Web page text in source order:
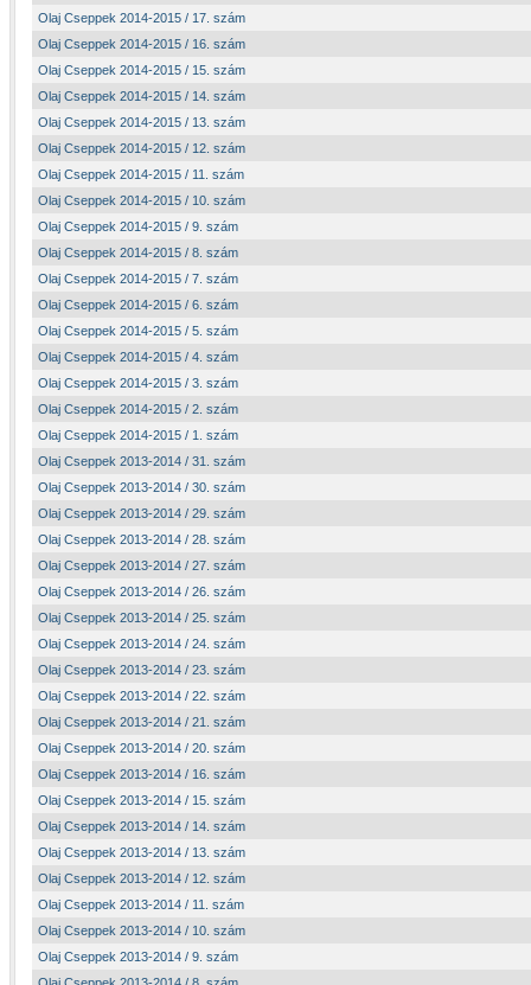
Olaj Cseppek 2014-2015 / 17. szám
Olaj Cseppek 2014-2015 / 16. szám
Olaj Cseppek 2014-2015 / 15. szám
Olaj Cseppek 2014-2015 / 14. szám
Olaj Cseppek 2014-2015 / 13. szám
Olaj Cseppek 2014-2015 / 12. szám
Olaj Cseppek 2014-2015 / 11. szám
Olaj Cseppek 2014-2015 / 10. szám
Olaj Cseppek 2014-2015 / 9. szám
Olaj Cseppek 2014-2015 / 8. szám
Olaj Cseppek 2014-2015 / 7. szám
Olaj Cseppek 2014-2015 / 6. szám
Olaj Cseppek 2014-2015 / 5. szám
Olaj Cseppek 2014-2015 / 4. szám
Olaj Cseppek 2014-2015 / 3. szám
Olaj Cseppek 2014-2015 / 2. szám
Olaj Cseppek 2014-2015 / 1. szám
Olaj Cseppek 2013-2014 / 31. szám
Olaj Cseppek 2013-2014 / 30. szám
Olaj Cseppek 2013-2014 / 29. szám
Olaj Cseppek 2013-2014 / 28. szám
Olaj Cseppek 2013-2014 / 27. szám
Olaj Cseppek 2013-2014 / 26. szám
Olaj Cseppek 2013-2014 / 25. szám
Olaj Cseppek 2013-2014 / 24. szám
Olaj Cseppek 2013-2014 / 23. szám
Olaj Cseppek 2013-2014 / 22. szám
Olaj Cseppek 2013-2014 / 21. szám
Olaj Cseppek 2013-2014 / 20. szám
Olaj Cseppek 2013-2014 / 16. szám
Olaj Cseppek 2013-2014 / 15. szám
Olaj Cseppek 2013-2014 / 14. szám
Olaj Cseppek 2013-2014 / 13. szám
Olaj Cseppek 2013-2014 / 12. szám
Olaj Cseppek 2013-2014 / 11. szám
Olaj Cseppek 2013-2014 / 10. szám
Olaj Cseppek 2013-2014 / 9. szám